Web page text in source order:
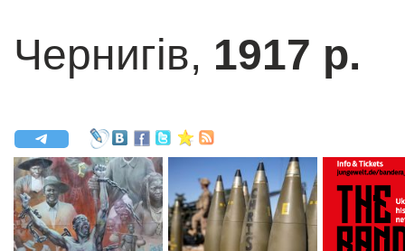
Чернигів, 1917 р.